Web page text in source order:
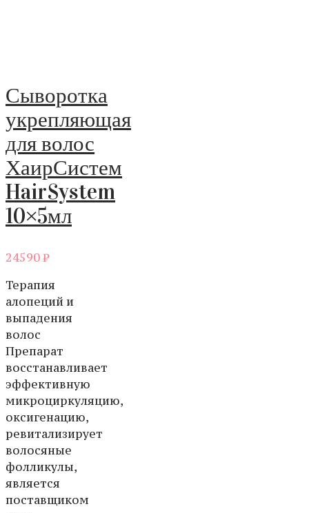
Сыворотка
укрепляющая
для волос
ХаирСистем
HairSystem
10×5мл
24590₽
Терапия
алопеций и
выпадения
волос
Препарат
восстанавливает
эффективную
микроциркуляцию,
оксигенацию,
ревитализирует
волосяные
фолликулы,
является
поставщиком